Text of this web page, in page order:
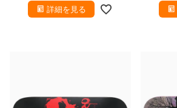
詳細を見る